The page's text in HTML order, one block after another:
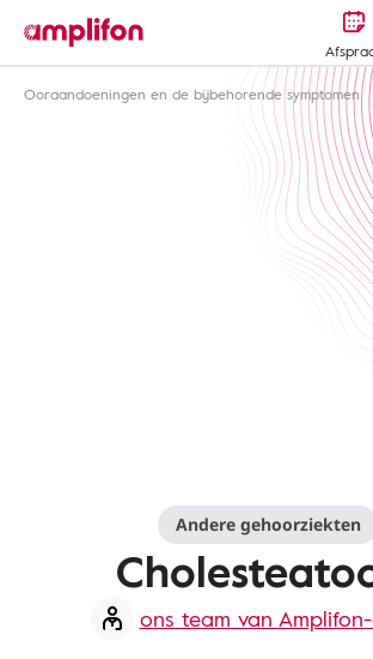
Ooraandoeningen en de bijbehorende symptomen
Andere gehoorziekten
ons team van